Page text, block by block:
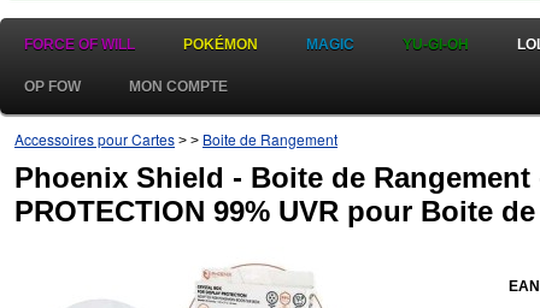
FORCE OF WILL POKÉMON MAGIC YU-GI-OH
OP FOW MON COMPTE
Accessoires pour Cartes > > Boite de Rangement
Phoenix Shield - Boite de
PROTECTION 99% UVR pour Boite